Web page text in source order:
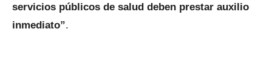
servicios públicos de salud deben prestar auxilio
inmediato”.